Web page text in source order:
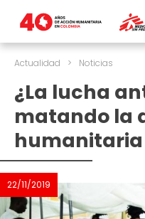
Actualidad > Noticias
¿La lucha
matando la
humanitaria
22/11/2019